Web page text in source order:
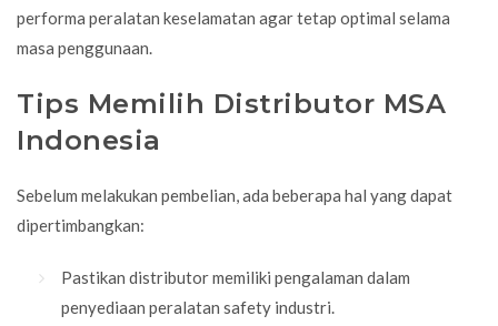
performa peralatan keselamatan agar tetap optimal selama
masa penggunaan.
Tips Memilih Distributor MSA
Indonesia
Sebelum melakukan pembelian, ada beberapa hal yang dapat
dipertimbangkan:
Pastikan distributor memiliki pengalaman dalam
penyediaan peralatan safety industri.